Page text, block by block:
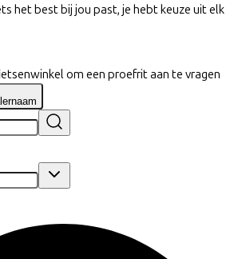
het best bij jou past, je hebt keuze uit elk
om een proefrit aan te vragen